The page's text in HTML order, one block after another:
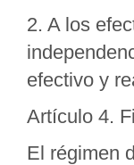
2. A los
efectivo y
Artículo 4.
El régimen